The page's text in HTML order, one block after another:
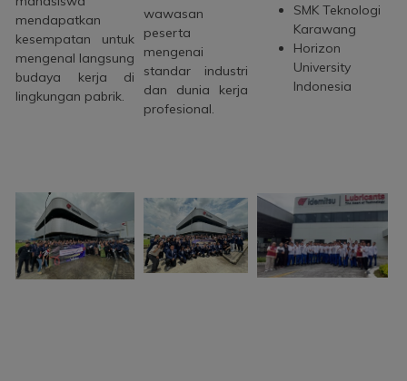
mendapatkan
kesempatan untuk
mengenal langsung
budaya kerja di
lingkungan pabrik.
wawasan
peserta
mengenai
standar industri
dan dunia kerja
profesional.
SMK Teknologi
Karawang
Horizon
University
Indonesia